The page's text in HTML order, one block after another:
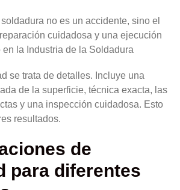
no es un accidente, sino el
cuidadosa y una ejecución
en la Industria de la Soldadura
se trata de detalles. Incluye una
de la superficie, técnica exacta, las
y una inspección cuidadosa. Esto
resultados.
de
para diferentes